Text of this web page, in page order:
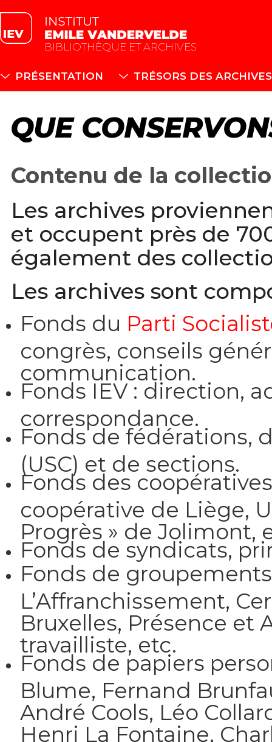
BIBLIOTHÈQUE ET ARCHIVES
PRÉSENTATION TRÉSORS DES ARCHIVES
QUE
Contenu de la
Les archives
et occupent près de
également des
Les archives sont
Fonds du Parti
congrès, conseils
communication.
Fonds IEV : direction,
correspondance.
Fonds de fédérations,
(USC) et de sections.
Fonds des
coopérative de Liège,
Progrès » de Jolimont,
Fonds de syndicats,
Fonds de
L’Affranchissement,
Bruxelles, Présence et
travailliste, etc.
Fonds de papiers
Blume, Fernand
André Cools, Léo
Henri La Fontaine,